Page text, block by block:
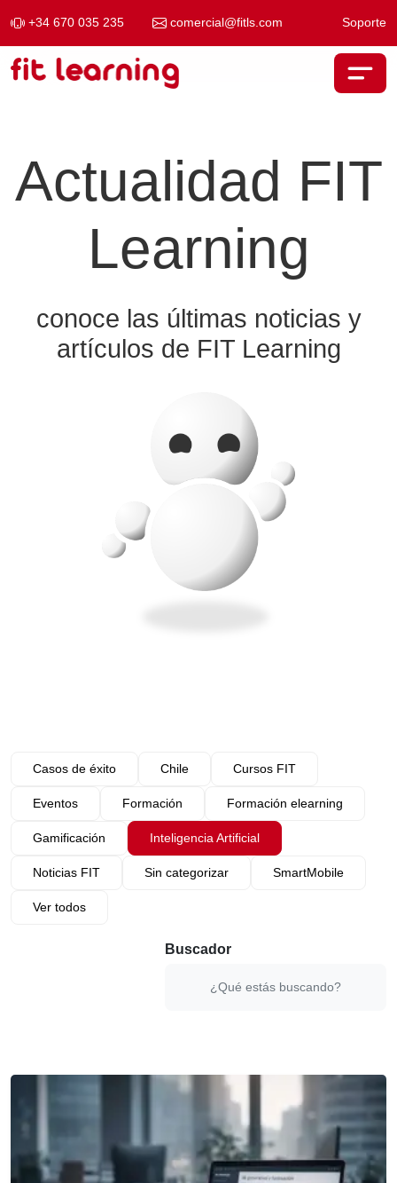
+34 670 035 235 comercial@fitls.com Soporte
Saltar al contenido
Navegación principal
Actualidad FIT
Learning
conoce las últimas noticias y
artículos de FIT Learning
Casos de éxito Chile Cursos FIT
Eventos Formación Formación elearning
Gamificación Inteligencia Artificial
Noticias FIT Sin categorizar SmartMobile
Ver todos
Buscador